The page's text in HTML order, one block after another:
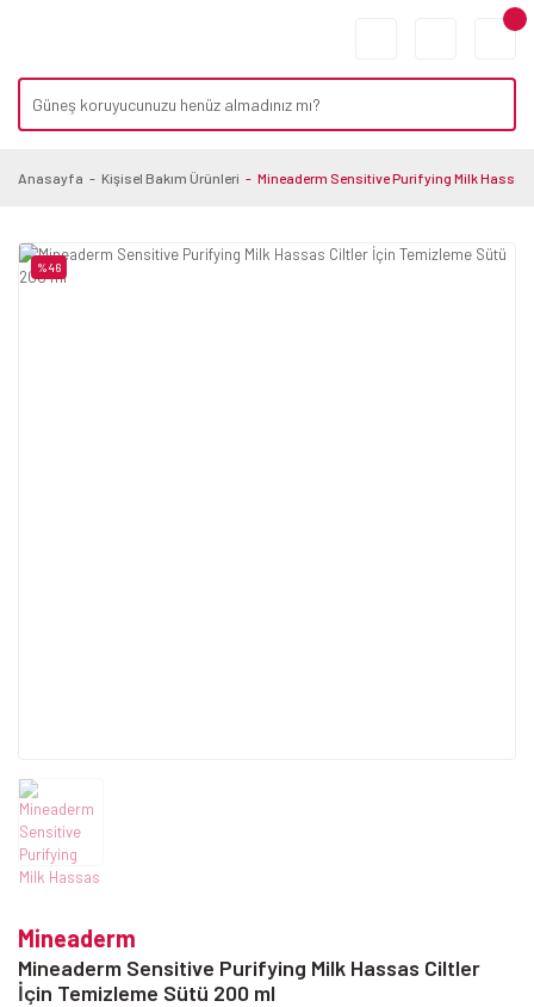
Anasayfa Kişisel Bakım Ürünleri Mineaderm Sensitive Purifying Milk
%46
Mineaderm
Mineaderm Sensitive Purifying Milk Hassas Ciltler
İçin Temizleme Sütü 200 ml